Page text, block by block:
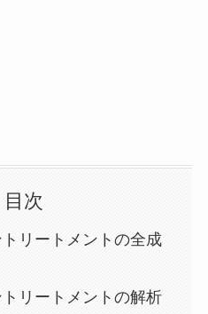
目次
リートメントの全成
リートメントの解析